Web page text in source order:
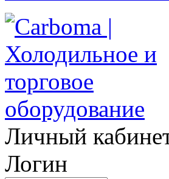
Личный
Логин